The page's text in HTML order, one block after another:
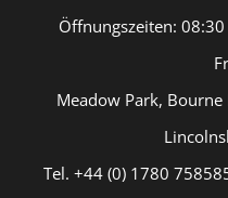
Öffnungszeiten:
Meadow Park, Bourne
Tel. +44 (0) 1780